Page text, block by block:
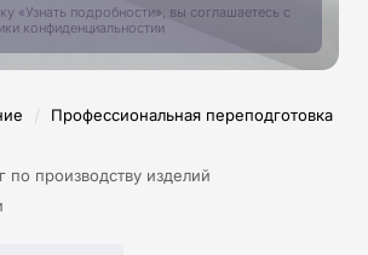
«Узнать подробности», вы соглашаетесь с
конфиденциальностии
/ Профессиональная переподготовка
производству изделий